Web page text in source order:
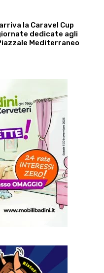
la Caravel Cup
dedicate agli
Mediterraneo